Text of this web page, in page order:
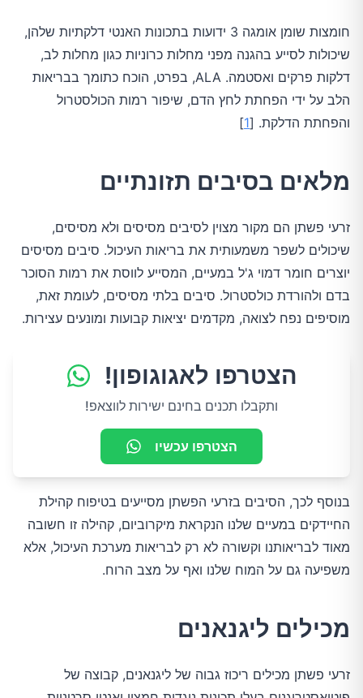
חומצות שומן אומגה 3 ידועות בתכונות האנטי דלקתיות שלהן,
שיכולות לסייע בהגנה מפני מחלות כרוניות כגון מחלות לב,
דלקות פרקים ואסטמה. ALA, בפרט, הוכח כתומך בבריאות
הלב על ידי הפחתת לחץ הדם, שיפור רמות הכולסטרול
והפחתת הדלקת. [1
]
מלאים בסיבים תזונתיים
זרעי פשתן הם מקור מצוין לסיבים מסיסים ולא מסיסים,
שיכולים לשפר משמעותית את בריאות העיכול. סיבים מסיסים
יוצרים חומר דמוי ג'ל במעיים, המסייע לווסת את רמות הסוכר
בדם ולהורדת כולסטרול. סיבים בלתי מסיסים, לעומת זאת,
מוסיפים נפח לצואה, מקדמים יציאות קבועות ומונעים עצירות.
הצטרפו לאגוגופון!
ותקבלו תכנים בחינם ישירות לווצאפ!
הצטרפו עכשיו
בנוסף לכך, הסיבים בזרעי הפשתן מסייעים בטיפוח קהילת
החיידקים במעיים שלנו הנקראת מיקרוביום, קהילה זו חשובה
מאוד לבריאותנו וקשורה לא רק לבריאות מערכת העיכול, אלא
משפיעה גם על המוח שלנו ואף על מצב הרוח.
מכילים ליגנאנים
זרעי פשתן מכילים ריכוז גבוה של ליגנאנים, קבוצה של